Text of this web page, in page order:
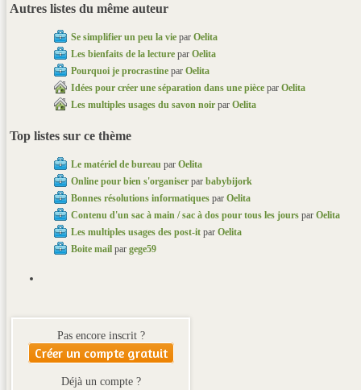
Autres listes du même auteur
Se simplifier un peu la vie par Oelita
Les bienfaits de la lecture par Oelita
Pourquoi je procrastine par Oelita
Idées pour créer une séparation dans une pièce par Oelita
Les multiples usages du savon noir par Oelita
Top listes sur ce thème
Le matériel de bureau par Oelita
Online pour bien s'organiser par babybijork
Bonnes résolutions informatiques par Oelita
Contenu d'un sac à main / sac à dos pour tous les jours par Oelita
Les multiples usages des post-it par Oelita
Boite mail par gege59
Pas encore inscrit ?
Créer un compte gratuit
Déjà un compte ?